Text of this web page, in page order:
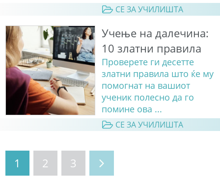
СЕ ЗА УЧИЛИШТА
Учење на далечина:
10 златни правила
Проверете ги десетте
златни правила што ќе му
помогнат на вашиот
ученик полесно да го
помине ова ...
СЕ ЗА УЧИЛИШТА
1 2 3